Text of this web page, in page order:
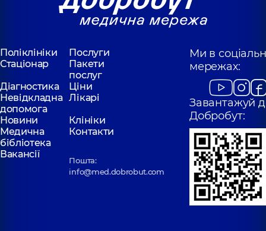
Поліклініки
Послуги
Стаціонар
Пакети
послуг
Діагностика
Ціни
Невідкладна
допомога
Лікарі
Новини
Клініки
Медична
бібліотека
Контакти
Вакансії
Пошта:
info@med.dobrobut.com
Ми в
мережах:
Завантажуй
Добробут: